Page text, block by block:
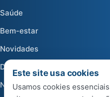
Saúde
Bem-estar
Novidades
Dicas
Notícias
Este site usa cookies
Usamos cookies